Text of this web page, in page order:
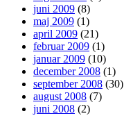
juni 2009 (8)
maj 2009 (1)
april 2009 (21)
februar 2009 (1)
januar 2009 (10)
december 2008 (1)
september 2008 (30)
august 2008 (7)
juni 2008 (2)